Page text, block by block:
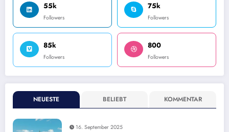
55k
Followers
75k
Followers
85k
Followers
800
Followers
NEUESTE BELIEBT KOMMENTAR
16. September 2025